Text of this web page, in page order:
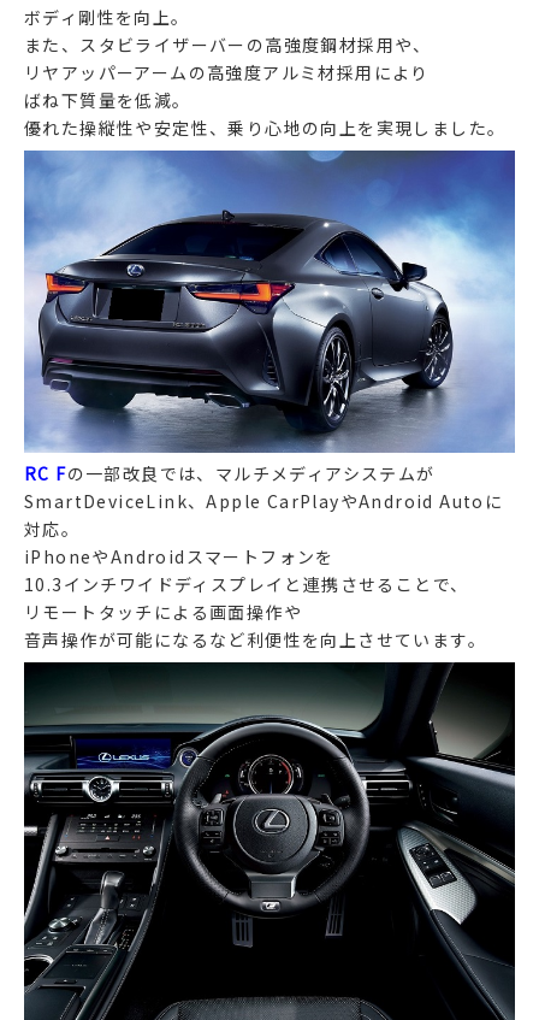
ボディ剛性を向上。
また、スタビライザーバーの高強度鋼材採用や、
リヤアッパーアームの高強度アルミ材採用により
ばね下質量を低減。
優れた操縦性や安定性、乗り心地の向上を実現しました。
RC Fの一部改良では、マルチメディアシステムが
SmartDeviceLink、Apple CarPlayやAndroid Autoに
対応。
iPhoneやAndroidスマートフォンを
10.3インチワイドディスプレイと連携させることで、
リモートタッチによる画面操作や
音声操作が可能になるなど利便性を向上させています。